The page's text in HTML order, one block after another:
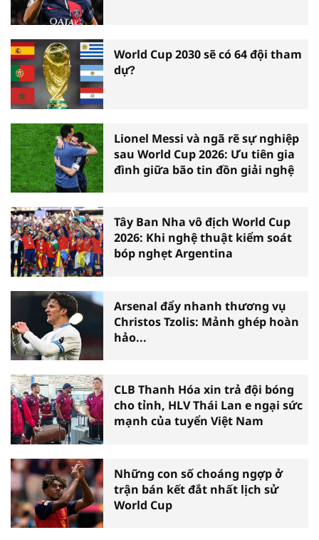
World Cup 2030 sẽ có 64 đội tham
dự?
Lionel Messi và ngã rẽ sự nghiệp
sau World Cup 2026: Ưu tiên gia
đình giữa bão tin đồn giải nghệ
Tây Ban Nha vô địch World Cup
2026: Khi nghệ thuật kiểm soát
bóp nghẹt Argentina
Arsenal đẩy nhanh thương vụ
Christos Tzolis: Mảnh ghép hoàn
hảo...
CLB Thanh Hóa xin trả đội bóng
cho tỉnh, HLV Thái Lan e ngại sức
mạnh của tuyển Việt Nam
Những con số choáng ngợp ở
trận bán kết đắt nhất lịch sử
World Cup